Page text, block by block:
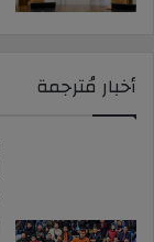
أخبار مُترجمة